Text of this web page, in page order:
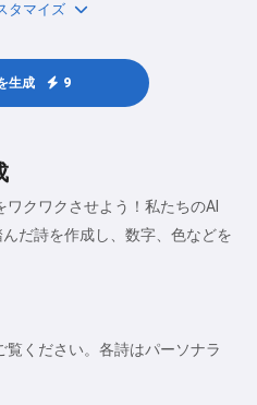
タマイズ
生成 9
クワクさせよう！私たちのAI
だ詩を作成し、数字、色などを
ください。各詩はパーソナラ